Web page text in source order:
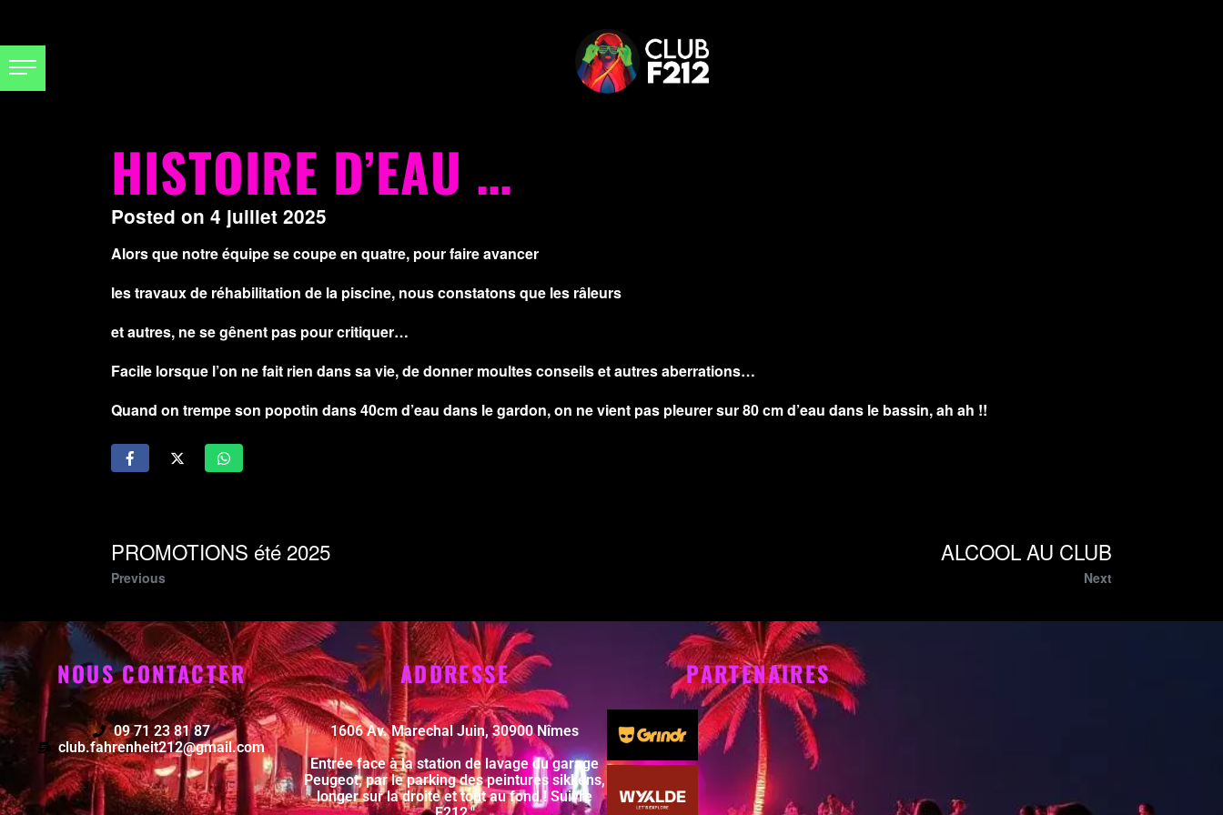
HISTOIRE D’EAU …
Posted on 4 juillet 2025
Alors que notre équipe se coupe en quatre, pour faire avancer
les travaux de réhabilitation de la piscine, nous constatonsque les râleurs
et autres, ne se gênent pas pour critiquer…
Facile lorsque l’on ne fait rien dans sa vie, de donner moultes conseils et autres aberrations…
Quand on trempe son popotin dans 40cm d’eau dans le gardon, on ne vient pas pleurer sur 80 cm d’eau dans le bassin, ah ah !!
PROMOTIONS été 2025
Previous
ALCOOL AU CLUB
Next
NOUS CONTACTER
09 71 23 81 87
club.fahrenheit212@gmail.com
ADDRESSE
1606 Av. Marechal Juin, 30900 Nîmes
Entrée face à la station de lavage du garage
Peugeot, par le parking des peintures sikkens,
longer sur la droite et tout au fond ! Suivre
PARTENAIRES